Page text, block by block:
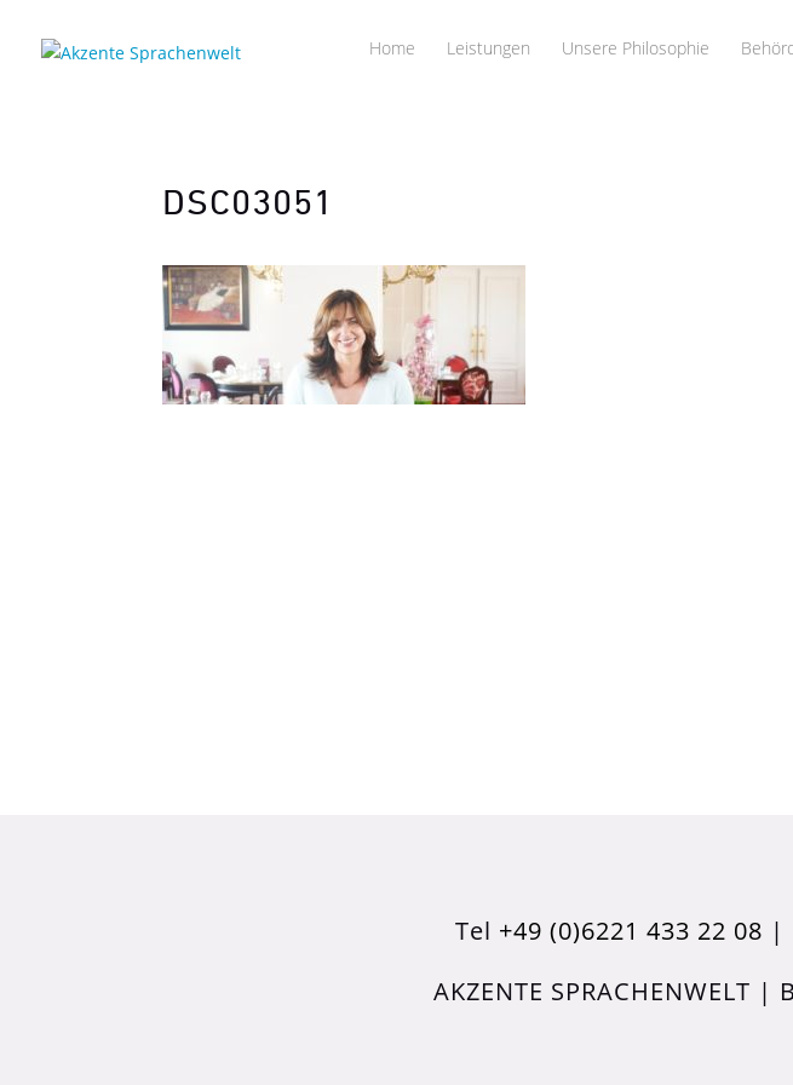
Home Leistungen Unsere Philosophie
DSC03051
Tel +49 (0)6221 433 22 08 |
AKZENTE